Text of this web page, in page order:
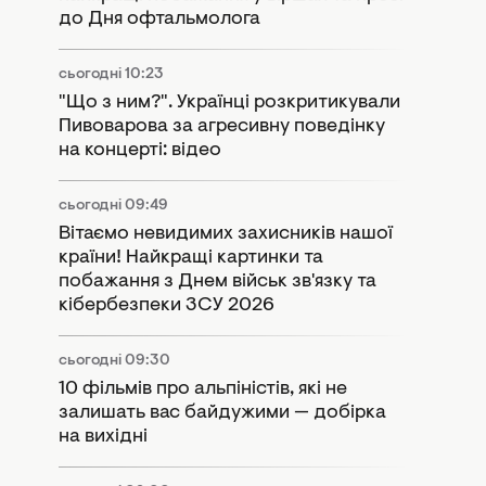
до Дня офтальмолога
сьогодні 10:23
"Що з ним?". Українці розкритикували
Пивоварова за агресивну поведінку
на концерті: відео
сьогодні 09:49
Вітаємо невидимих захисників нашої
країни! Найкращі картинки та
побажання з Днем військ зв'язку та
кібербезпеки ЗСУ 2026
сьогодні 09:30
10 фільмів про альпіністів, які не
залишать вас байдужими — добірка
на вихідні